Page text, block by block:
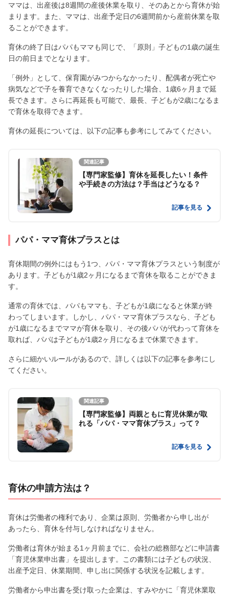
ママは、出産後は8週間の産後休業を取り、そのあとから育休が始
まります。また、ママは、出産予定日の6週間前から産前休業を取
ることができます。
育休の終了日はパパもママも同じで、「原則」子どもの1歳の誕生
日の前日までとなります。
「例外」として、保育園がみつからなかったり、配偶者が死亡や
病気などで子を養育できなくなったりした場合、1歳6ヶ月まで延
長できます。さらに再延長も可能で、最長、子どもが2歳になるま
で育休を取得できます。
育休の延長については、以下の記事も参考にしてみてください。
関連記事
【専門家監修】育休を延長したい！条件
や手続きの方法は？手当はどうなる？
記事を見る
パパ・ママ育休プラスとは
育休期間の例外にはもう1つ、パパ・ママ育休プラスという制度が
あります。子どもが1歳2ヶ月になるまで育休を取ることができま
す。
通常の育休では、パパもママも、子どもが1歳になると休業が終
わってしまいます。しかし、パパ・ママ育休プラスなら、子ども
が1歳になるまでママが育休を取り、その後パパが代わって育休を
取れば、パパは子どもが1歳2ヶ月になるまで休業できます。
さらに細かいルールがあるので、詳しくは以下の記事を参考にし
てください。
関連記事
【専門家監修】両親ともに育児休業が取
れる「パパ・ママ育休プラス」って？
記事を見る
育休の申請方法は？
育休は労働者の権利であり、企業は原則、労働者から申し出が
あったら、育休を付与しなければなりません。
労働者は育休が始まる1ヶ月前までに、会社の総務部などに申請書
「育児休業申出書」を提出します。この書類には子どもの状況、
出産予定日、休業期間、申し出に関係する状況を記載します。
労働者から申出書を受け取った企業は、すみやかに「育児休業取